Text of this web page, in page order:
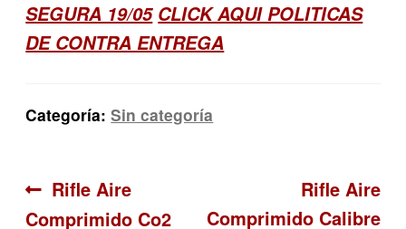
SEGURA 19/05 CLICK AQUI POLITICAS
DE CONTRA ENTREGA
Categoría:Sin categoría
Navegación
Anterior:
Rifle Aire
Comprimido Co2
Siguiente:
Rifle Aire
Comprimido Calibre